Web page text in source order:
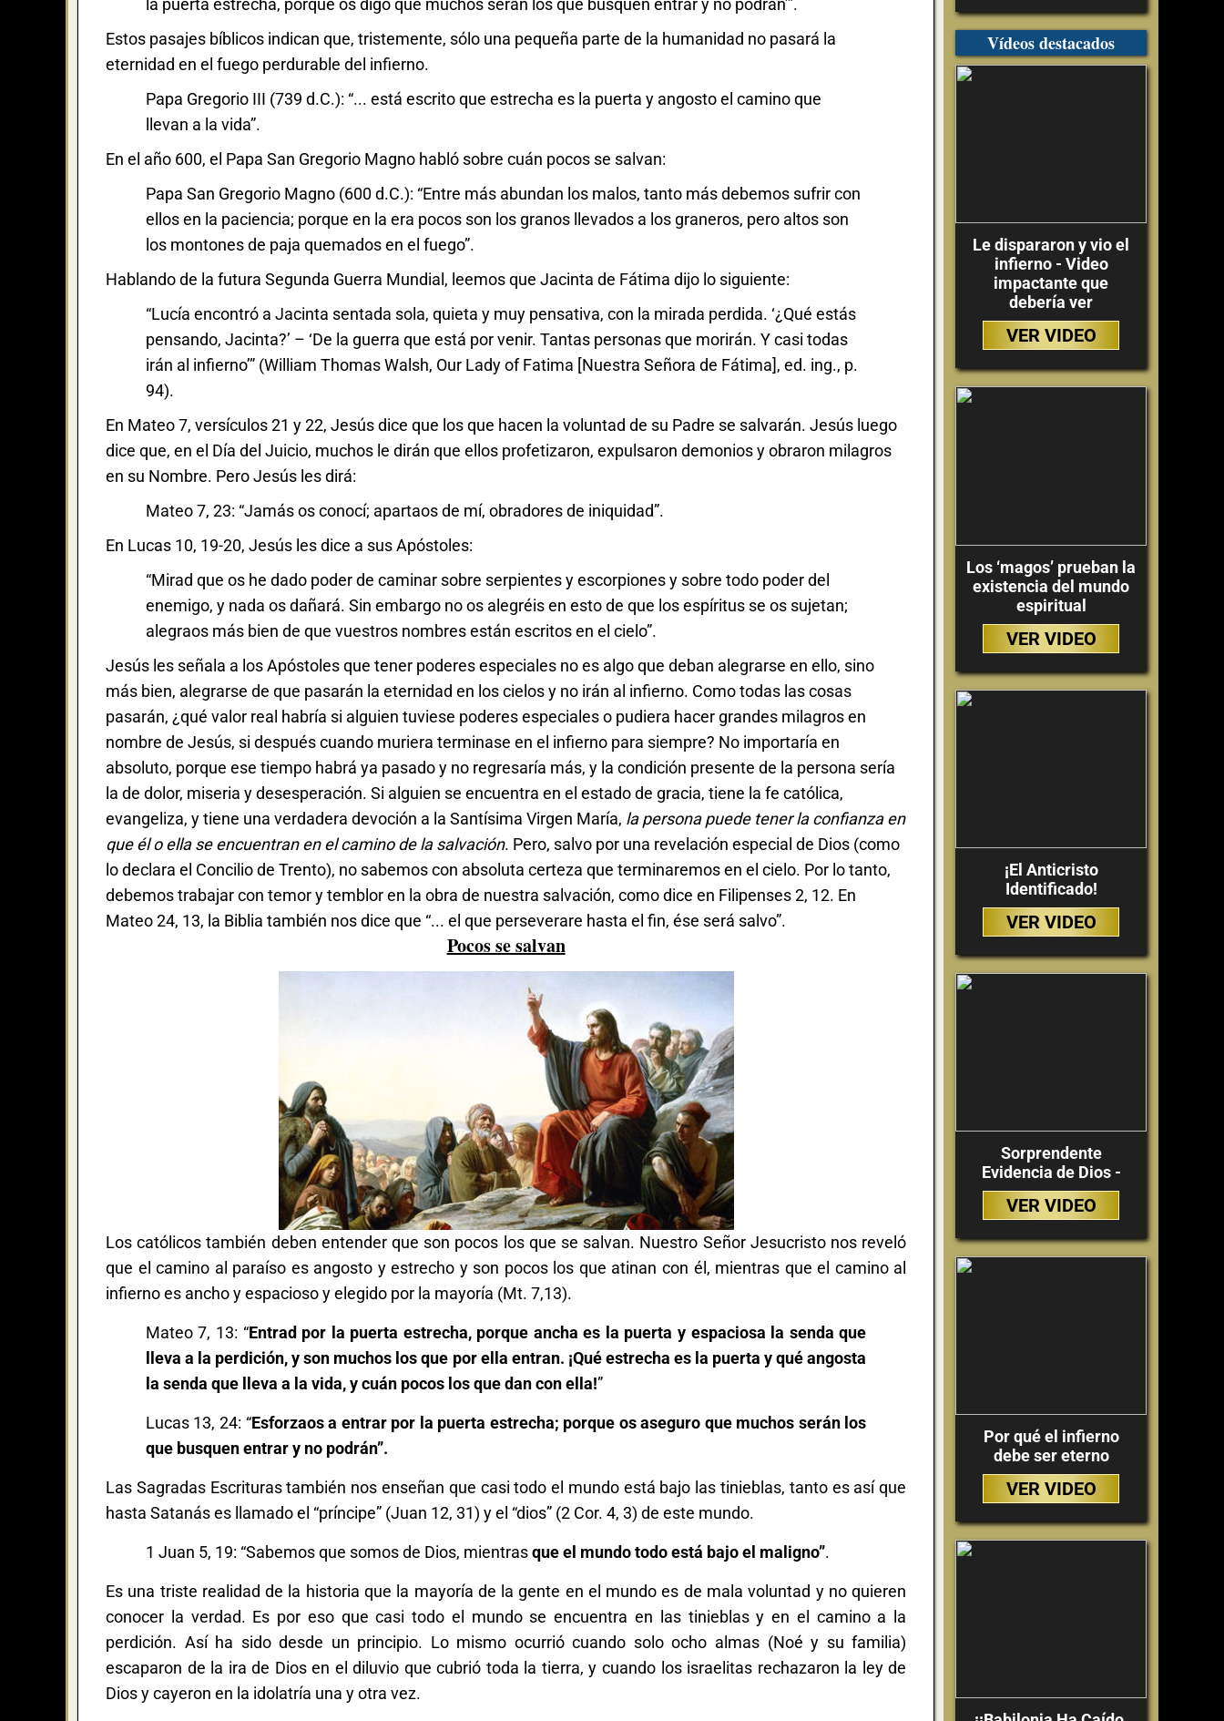
la puerta estrecha, porque os digo que muchos serán los que busquen entrar y no podrán’”.
Estos pasajes bíblicos indican que, tristemente, sólo una pequeña parte de la humanidad no pasará la
eternidad en el fuego perdurable del infierno.
Papa Gregorio III (739 d.C.): “... está escrito que estrecha es la puerta y angosto el camino que
llevan a la vida”.
En el año 600, el Papa San Gregorio Magno habló sobre cuán pocos se salvan:
Papa San Gregorio Magno (600 d.C.): “Entre más abundan los malos, tanto más debemos sufrir con
ellos en la paciencia; porque en la era pocos son los granos llevados a los graneros, pero altos son
los montones de paja quemados en el fuego”.
Hablando de la futura Segunda Guerra Mundial, leemos que Jacinta de Fátima dijo lo siguiente:
“Lucía encontró a Jacinta sentada sola, quieta y muy pensativa, con la mirada perdida. ‘¿Qué estás
pensando, Jacinta?’ – ‘De la guerra que está por venir. Tantas personas que morirán. Y casi todas
irán al infierno’” (William Thomas Walsh, Our Lady of Fatima [Nuestra Señora de Fátima], ed. ing., p.
94).
En Mateo 7, versículos 21 y 22, Jesús dice que los que hacen la voluntad de su Padre se salvarán. Jesús luego
dice que, en el Día del Juicio, muchos le dirán que ellos profetizaron, expulsaron demonios y obraron milagros
en su Nombre. Pero Jesús les dirá:
Mateo 7, 23: “Jamás os conocí; apartaos de mí, obradores de iniquidad”.
En Lucas 10, 19-20, Jesús les dice a sus Apóstoles:
“Mirad que os he dado poder de caminar sobre serpientes y escorpiones y sobre todo poder del
enemigo, y nada os dañará. Sin embargo no os alegréis en esto de que los espíritus se os sujetan;
alegraos más bien de que vuestros nombres están escritos en el cielo”.
Jesús les señala a los Apóstoles que tener poderes especiales no es algo que deban alegrarse en ello, sino
más bien, alegrarse de que pasarán la eternidad en los cielos y no irán al infierno. Como todas las cosas
pasarán, ¿qué valor real habría si alguien tuviese poderes especiales o pudiera hacer grandes milagros en
nombre de Jesús, si después cuando muriera terminase en el infierno para siempre? No importaría en
absoluto, porque ese tiempo habrá ya pasado y no regresaría más, y la condición presente de la persona sería
la de dolor, miseria y desesperación. Si alguien se encuentra en el estado de gracia, tiene la fe católica,
evangeliza, y tiene una verdadera devoción a la Santísima Virgen María, la persona puede tener la confianza en
que él o ella se encuentran en el camino de la salvación. Pero, salvo por una revelación especial de Dios (como
lo declara el Concilio de Trento), no sabemos con absoluta certeza que terminaremos en el cielo. Por lo tanto,
debemos trabajar con temor y temblor en la obra de nuestra salvación, como dice en Filipenses 2, 12. En
Mateo 24, 13, la Biblia también nos dice que “... el que perseverare hasta el fin, ése será salvo”.
Pocos se salvan
Los católicos también deben entender que son pocos los que se salvan. Nuestro Señor Jesucristo nos reveló
que el camino al paraíso es angosto y estrecho y son pocos los que atinan con él, mientras que el camino al
infierno es ancho y espacioso y elegido por la mayoría (Mt. 7,13).
Mateo 7, 13: “Entrad por la puerta estrecha, porque ancha es la puerta y espaciosa la senda que
lleva a la perdición, y son muchos los que por ella entran. ¡Qué estrecha es la puerta y qué angosta
la senda que lleva a la vida, y cuán pocos los que dan con ella!”
Lucas 13, 24: “Esforzaos a entrar por la puerta estrecha; porque os aseguro que muchos serán los
que busquen entrar y no podrán”.
Las Sagradas Escrituras también nos enseñan que casi todo el mundo está bajo las tinieblas, tanto es así que
hasta Satanás es llamado el “príncipe” (Juan 12, 31) y el “dios” (2 Cor. 4, 3) de este mundo.
1 Juan 5, 19: “Sabemos que somos de Dios, mientrasque el mundo todo está bajo el maligno”.
Es una triste realidad de la historia que la mayoría de la gente en el mundo es de mala voluntad y no quieren
conocer la verdad. Es por eso que casi todo el mundo se encuentra en las tinieblas y en el camino a la
perdición. Así ha sido desde un principio. Lo mismo ocurrió cuando solo ocho almas (Noé y su familia)
escaparon de la ira de Dios en el diluvio que cubrió toda la tierra, y cuando los israelitas rechazaron la ley de
Dios y cayeron en la idolatría una y otra vez.
Vídeos destacados
Le dispararon y vio el
infierno - Video
impactante que
debería ver
VER VIDEO
Los ‘magos’ prueban la
existencia del mundo
espiritual
VER VIDEO
¡El Anticristo
Identificado!
VER VIDEO
Sorprendente
Evidencia de Dios -
VER VIDEO
Por qué el infierno
debe ser eterno
VER VIDEO